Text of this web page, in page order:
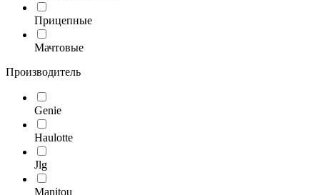
Прицепные
Мачтовые
Производитель
Genie
Haulotte
Jlg
Manitou